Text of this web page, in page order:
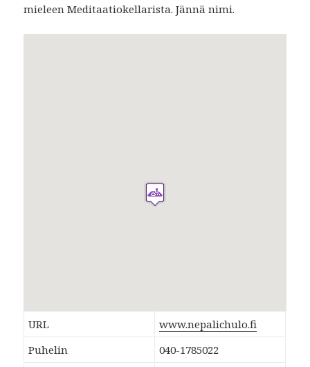
mieleen Meditaatiokellarista. Jännä nimi.
URL
www.nepalichulo.fi
Puhelin
040-1785022